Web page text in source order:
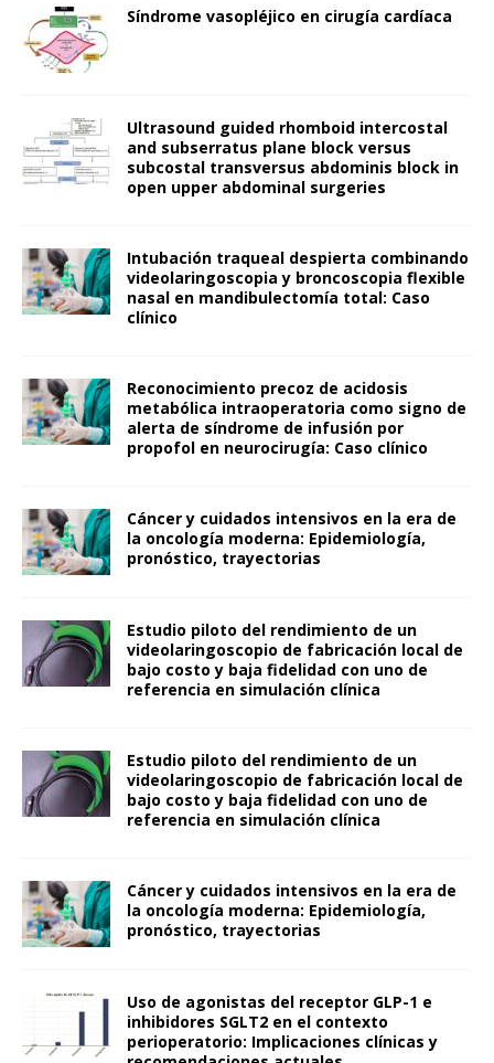
Síndrome vasopléjico en cirugía cardíaca
Ultrasound guided rhomboid intercostal
and subserratus plane block versus
subcostal transversus abdominis block in
open upper abdominal surgeries
Intubación traqueal despierta combinando
videolaringoscopia y broncoscopia flexible
nasal en mandibulectomía total: Caso
clínico
Reconocimiento precoz de acidosis
metabólica intraoperatoria como signo de
alerta de síndrome de infusión por
propofol en neurocirugía: Caso clínico
Cáncer y cuidados intensivos en la era de
la oncología moderna: Epidemiología,
pronóstico, trayectorias
Estudio piloto del rendimiento de un
videolaringoscopio de fabricación local de
bajo costo y baja fidelidad con uno de
referencia en simulación clínica
Estudio piloto del rendimiento de un
videolaringoscopio de fabricación local de
bajo costo y baja fidelidad con uno de
referencia en simulación clínica
Cáncer y cuidados intensivos en la era de
la oncología moderna: Epidemiología,
pronóstico, trayectorias
Uso de agonistas del receptor GLP-1 e
inhibidores SGLT2 en el contexto
perioperatorio: Implicaciones clínicas y